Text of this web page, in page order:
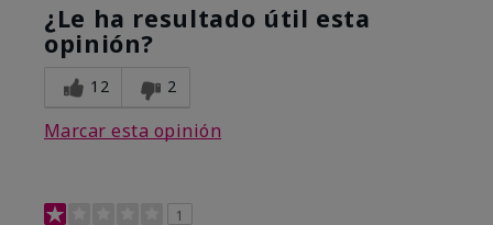
¿Le ha resultado útil esta
opinión?
12 2
Marcar esta opinión
1